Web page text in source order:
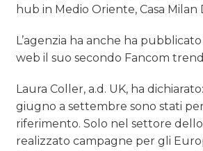
hub in Medio Oriente, Casa Milan
L’agenzia ha anche ha
web il suo secondo Fancom
Laura Coller, a.d. UK, ha
giugno a settembre sono stati
riferimento. Solo nel settore
realizzato campagne per gli